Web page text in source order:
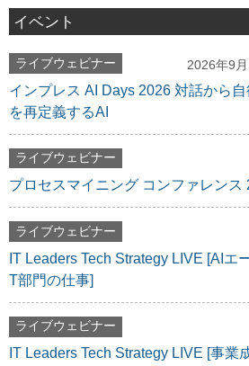
イベント
ライブウェビナー 2026年9
インプレス AI Days 2026 対話から
を再定義するAI
ライブウェビナー
プロセスマイニング コンファレンス
ライブウェビナー
IT Leaders Tech Strategy LIVE [AIエ
T部門の仕事]
ライブウェビナー
IT Leaders Tech Strategy LIVE [事業